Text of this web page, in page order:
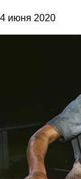
4 июня 2020